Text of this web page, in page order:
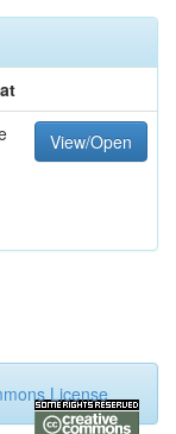
View/Open
License